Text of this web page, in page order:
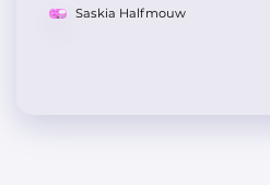
Saskia Halfmouw